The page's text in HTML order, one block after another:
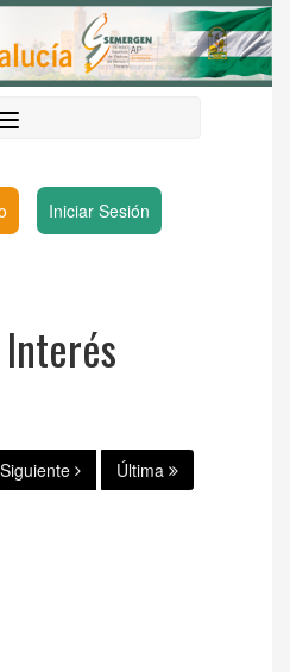
Iniciar Sesión
Siguiente Última